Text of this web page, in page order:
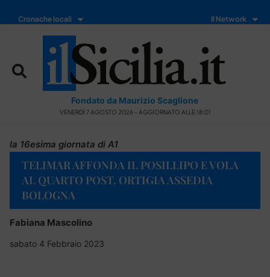
Cronache locali Il Network
Fondato da Maurizio Scaglione
VENERDÌ 7 AGOSTO 2026 - AGGIORNATO ALLE 18:01
la 16esima giornata di A1
TELIMAR AFFONDA IL POSILLIPO E VOLA
AL QUARTO POST. ORTIGIA ASSEDIA
BOLOGNA
Fabiana Mascolino
sabato 4 Febbraio 2023